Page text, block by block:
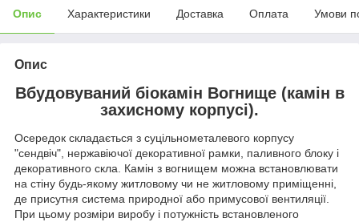
Опис Характеристики Доставка Оплата Умови
Опис
Вбудовуваний біокамін Вогнище (камін в
захисному корпусі).
Осередок складається з суцільнометалевого корпусу
"сендвіч", нержавіючої декоративної рамки, паливного блоку і
декоративного скла. Камін з вогнищем можна встановлювати
на стіну будь-якому житловому чи не житловому приміщенні,
де присутня система природної або примусової вентиляції.
При цьому розміри виробу і потужність встановленого